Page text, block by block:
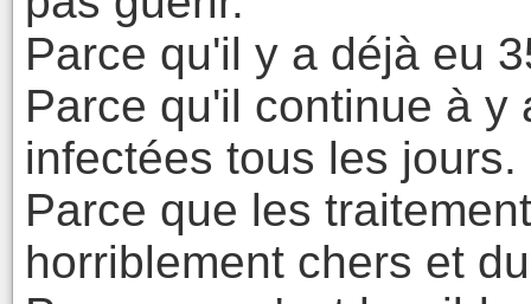
Parce qu'il y a déjà eu
Parce qu'il continue à
infectées tous les jours.
Parce que les
horriblement chers et